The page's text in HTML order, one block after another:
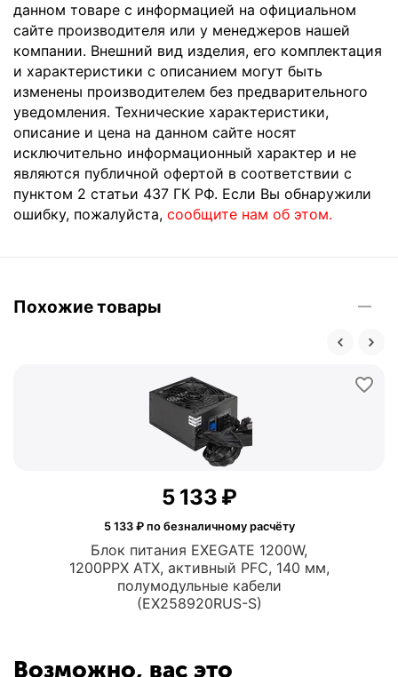
данном товаре с информацией на официальном
сайте производителя или у менеджеров нашей
компании. Внешний вид изделия, его комплектация
и характеристики с описанием могут быть
изменены производителем без предварительного
уведомления. Технические характеристики,
описание и цена на данном сайте носят
исключительно информационный характер и не
являются публичной офертой в соответствии с
пунктом 2 статьи 437 ГК РФ. Если Вы обнаружили
ошибку, пожалуйста, сообщите нам об этом.
Похожие товары
Блок питания EXEGATE 1200W,
1200PPX ATX, активный PFC, 140 мм,
полумодульные кабели
(EX258920RUS-S)
5 133 ₽
5 133₽ по безналичному расчёту
Возможно, вас это